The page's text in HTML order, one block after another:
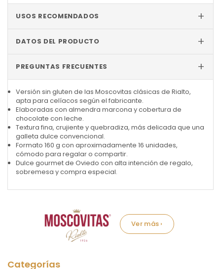
Versión sin gluten de las Moscovitas clásicas de Rialto,
apta para celíacos según el fabricante.
Elaboradas con almendra marcona y cobertura de
chocolate con leche.
Textura fina, crujiente y quebradiza, más delicada que una
galleta dulce convencional.
Formato 160 g con aproximadamente 16 unidades,
cómodo para regalar o compartir.
Dulce gourmet de Oviedo con alta intención de regalo,
sobremesa y compra especial.
USOS RECOMENDADOS +
DATOS DEL PRODUCTO +
PREGUNTAS FRECUENTES +